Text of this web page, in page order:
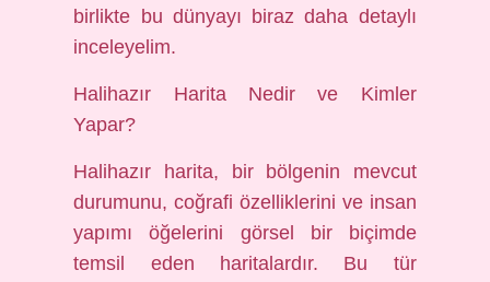
birlikte bu dünyayı biraz daha detaylı
inceleyelim.
Halihazır Harita Nedir ve Kimler
Yapar?
Halihazır harita, bir bölgenin mevcut
durumunu, coğrafi özelliklerini ve insan
yapımı öğelerini görsel bir biçimde
temsil eden haritalardır. Bu tür